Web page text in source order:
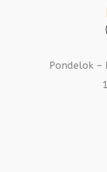
Pondelok –